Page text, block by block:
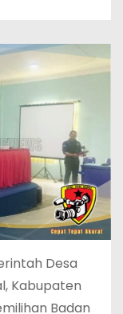
Desa
Kabupaten
Badan